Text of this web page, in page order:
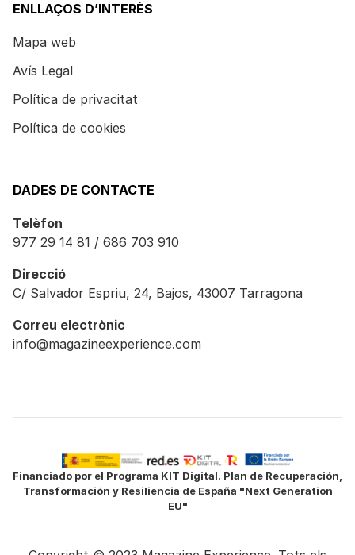
ENLLAÇOS D’INTERÈS
Mapa web
Avís Legal
Política de privacitat
Política de cookies
DADES DE CONTACTE
Telèfon
977 29 14 81 / 686 703 910
Direcció
C/ Salvador Espriu, 24, Bajos, 43007 Tarragona
Correu electrònic
info@magazineexperience.com
Financiado por el Programa KIT Digital. Plan de Recuperación,
Transformación y Resiliencia de España "Next Generation
EU"